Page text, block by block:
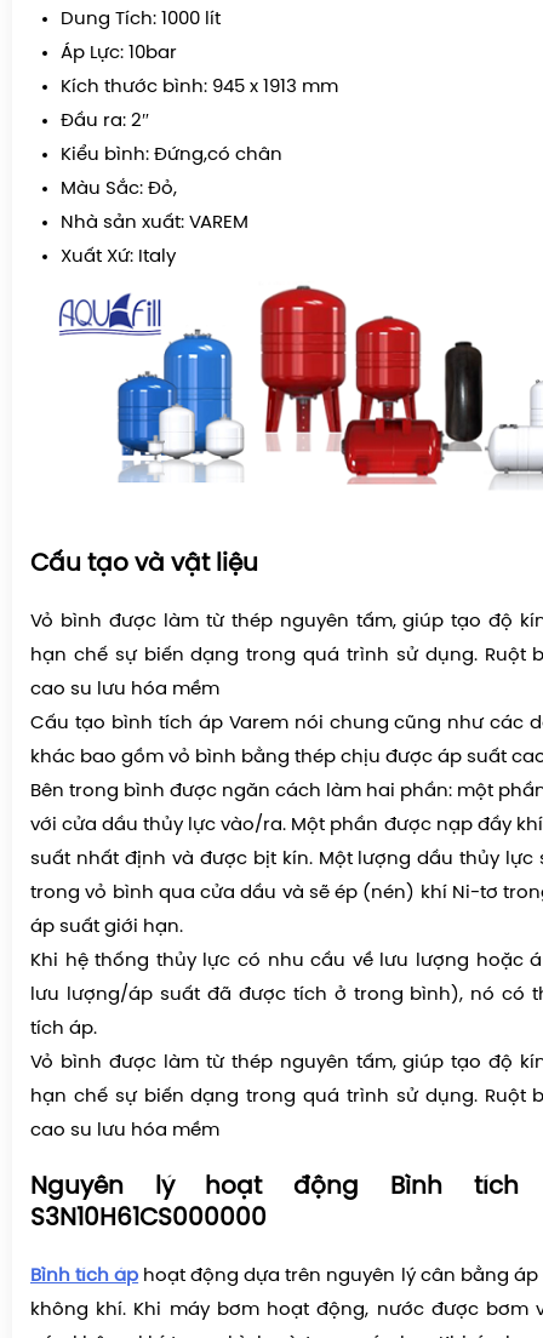
Dung Tích: 1000 lít
Áp Lực: 10bar
Kích thước bình: 945 x 1913 mm
Đầu ra: 2″
Kiểu bình: Đứng,có chân
Màu Sắc: Đỏ,
Nhà sản xuất: VAREM
Xuất Xứ: Italy
Cấu tạo và vật liệu
Vỏ bình được làm từ thép nguyên tấm, giúp tạo độ
hạn chế sự biến dạng trong quá trình sử dụng. Ruột
cao su lưu hóa mềm
Cấu tạo bình tích áp Varem nói chung cũng như các
khác bao gồm vỏ bình bằng thép chịu được áp suất
Bên trong bình được ngăn cách làm hai phần: một
với cửa dầu thủy lực vào/ra. Một phần được nạp đầy
suất nhất định và được bịt kín. Một lượng dầu thủy lực
trong vỏ bình qua cửa dầu và sẽ ép (nén) khí Ni-tơ
áp suất giới hạn.
Khi hệ thống thủy lực có nhu cầu về lưu lượng hoặc
lưu lượng/áp suất đã được tích ở trong bình), nó có
tích áp.
Vỏ bình được làm từ thép nguyên tấm, giúp tạo độ
hạn chế sự biến dạng trong quá trình sử dụng. Ruột
cao su lưu hóa mềm
Nguyên lý hoạt động Bình tích
S3N10H61CS000000
Bình tích áp hoạt động dựa trên nguyên lý cân bằng
không khí. Khi máy bơm hoạt động, nước được bơm